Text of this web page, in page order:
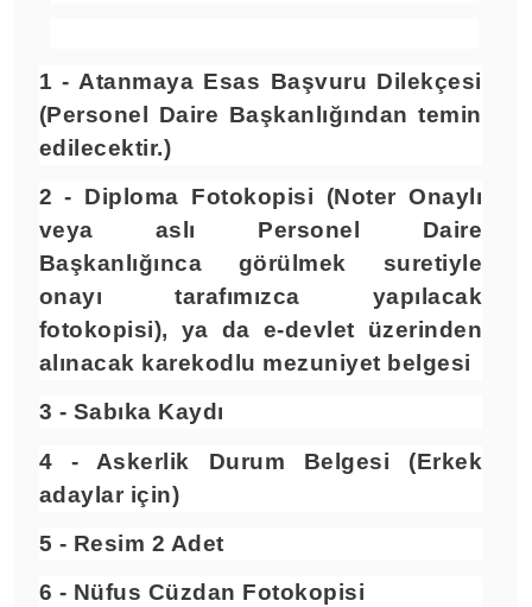
1 - Atanmaya Esas Başvuru Dilekçesi
(Personel Daire Başkanlığından temin
edilecektir.)
2 - Diploma Fotokopisi (Noter Onaylı
veya aslı Personel Daire
Başkanlığınca görülmek suretiyle
onayı tarafımızca yapılacak
fotokopisi), ya da e-devlet üzerinden
alınacak karekodlu mezuniyet belgesi
3 - Sabıka Kaydı
4 - Askerlik Durum Belgesi (Erkek
adaylar için)
5 - Resim 2 Adet
6 - Nüfus Cüzdan Fotokopisi